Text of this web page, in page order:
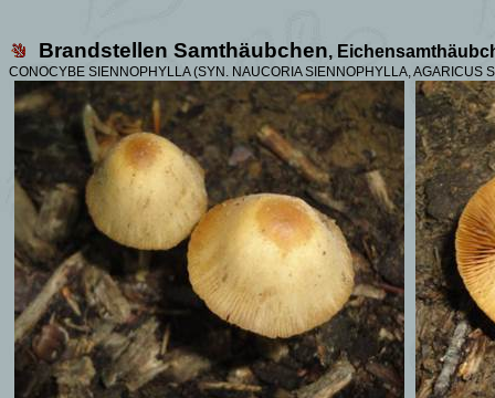
Brandstellen Samthäubchen,
CONOCYBE SIENNOPHYLLA (SYN. NAUCORIA SIENNOPHYLLA,